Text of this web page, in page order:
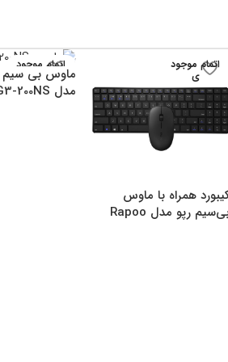
اتمام موجود
ی
همراه با ماوس
بی‌سیم رپو مدل Rapoo
اتمام موجود
ی
ماوس بی سیم
مدل G3-200NS